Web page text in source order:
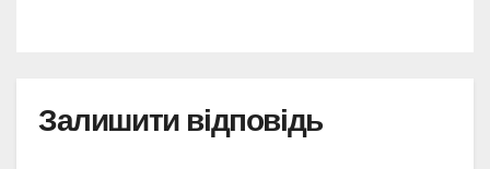
Залишити відповідь